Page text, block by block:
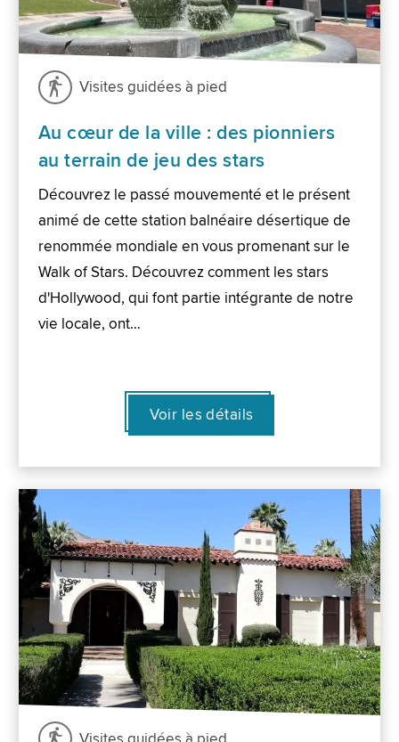
Visites guidées à pied
Au cœur de la ville : des pionniers
au terrain de jeu des stars
Découvrez le passé mouvementé et le présent
animé de cette station balnéaire désertique de
renommée mondiale en vous promenant sur le
Walk of Stars. Découvrez comment les stars
d'Hollywood, qui font partie intégrante de notre
vie locale, ont…
Voir les détails